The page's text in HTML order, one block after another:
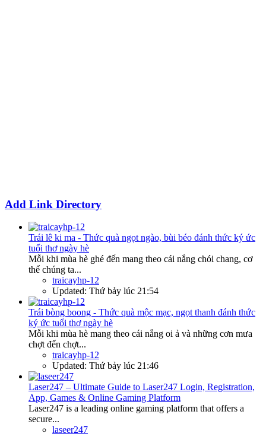
Add Link Directory
Trái lê ki ma - Thức quà ngọt ngào, bùi béo đánh thức ký ức
tuổi thơ ngày hè
Mỗi khi mùa hè ghé đến mang theo cái nắng chói chang, cơ
thể chúng ta...
traicayhp-12
Updated: Thứ bảy lúc 21:54
Trái bòng boong - Thức quà mộc mạc, ngọt thanh đánh thức
ký ức tuổi thơ ngày hè
Mỗi khi mùa hè mang theo cái nắng oi ả và những cơn mưa
chợt đến chợt...
traicayhp-12
Updated: Thứ bảy lúc 21:46
Laser247 – Ultimate Guide to Laser247 Login, Registration,
App, Games & Online Gaming Platform
Laser247 is a leading online gaming platform that offers a
secure...
laseer247